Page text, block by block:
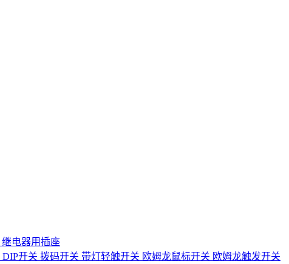
继电器用插座
DIP开关 拨码开关 带灯轻触开关 欧姆龙鼠标开关 欧姆龙触发开关